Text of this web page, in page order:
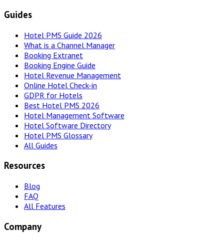
Guides
Hotel PMS Guide 2026
What is a Channel Manager
Booking Extranet
Booking Engine Guide
Hotel Revenue Management
Online Hotel Check-in
GDPR for Hotels
Best Hotel PMS 2026
Hotel Management Software
Hotel Software Directory
Hotel PMS Glossary
All Guides
Resources
Blog
FAQ
All Features
Company